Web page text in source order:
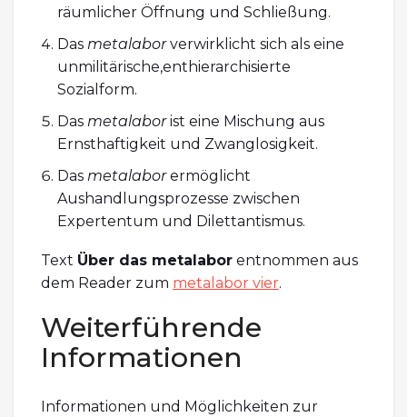
räumlicher Öffnung und Schließung.
Das metalaborverwirklicht sich als eine
unmilitärische,enthierarchisierte
Sozialform.
Das metalaborist eine Mischung aus
Ernsthaftigkeit und Zwanglosigkeit.
Das metalaborermöglicht
Aushandlungsprozesse zwischen
Expertentum und Dilettantismus.
Text Über das metalabor entnommen aus
dem Reader zum metalabor vier.
Weiterführende
Informationen
Informationen und Möglichkeiten zur